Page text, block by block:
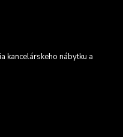
kancelárskeho nábytku a